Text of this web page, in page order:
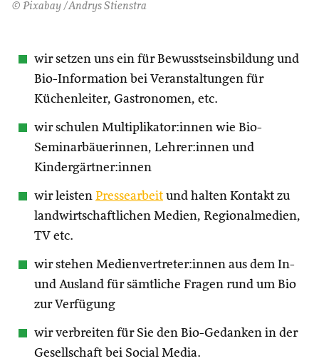
© Pixabay /Andrys Stienstra
wir setzen uns ein für Bewusstseinsbildung und
Bio-Information bei Veranstaltungen für
Küchenleiter, Gastronomen, etc.
wir schulen Multiplikator:innen wie Bio-
Seminarbäuerinnen, Lehrer:innen und
Kindergärtner:innen
wir leisten Pressearbeit und halten Kontakt zu
landwirtschaftlichen Medien, Regionalmedien,
TV etc.
wir stehen Medienvertreter:innen aus dem In-
und Ausland für sämtliche Fragen rund um Bio
zur Verfügung
wir verbreiten für Sie den Bio-Gedanken in der
Gesellschaft bei Social Media.